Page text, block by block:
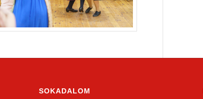
SOKADALOM